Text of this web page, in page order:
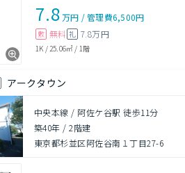
7.8万円 /管理費6,500円
敷 無料 礼 7.8万円
1K / 25.06㎡ / 1階
アークタウン
中央本線 / 阿佐ケ谷駅 徒歩11分
築40年 /2階建
東京都杉並区阿佐谷南１丁目27-6